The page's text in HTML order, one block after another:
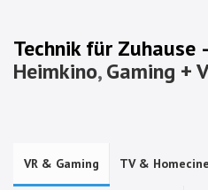
Technik für Zuhause
Heimkino,Gaming +
VR & Gaming TV &